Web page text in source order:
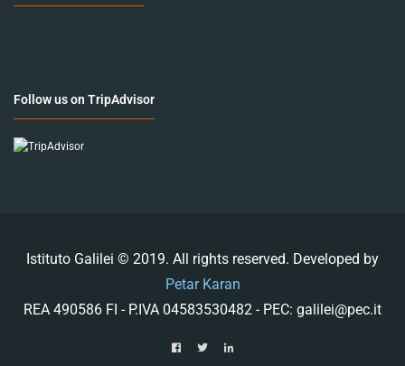
Follow us on TripAdvisor
Istituto Galilei © 2019. All rights reserved. Developed by
Petar Karan
REA 490586 FI - P.IVA 04583530482 - PEC: galilei@pec.it